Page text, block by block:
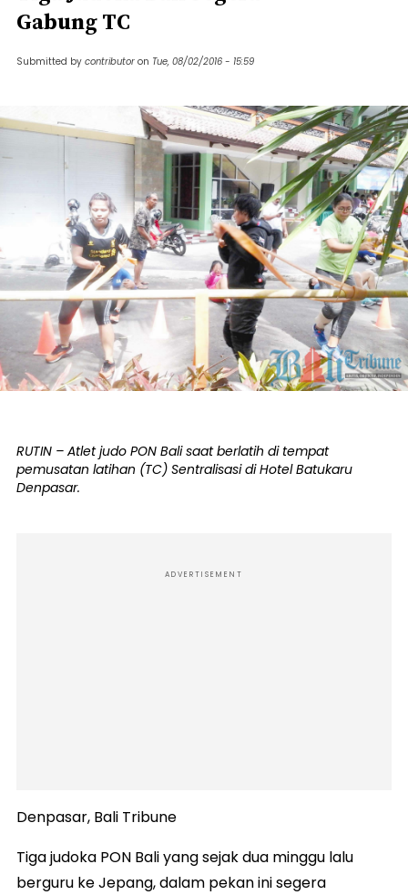
Gabung TC
Submitted by contributor on Tue, 08/02/2016 - 15:59
RUTIN – Atlet judo PON Bali saat berlatih di tempat
pemusatan latihan (TC) Sentralisasi di Hotel Batukaru
Denpasar.
ADVERTISEMENT
Denpasar, Bali Tribune
Tiga judoka PON Bali yang sejak dua minggu lalu
berguru ke Jepang, dalam pekan ini segera